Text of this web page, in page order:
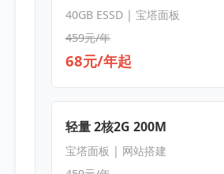
40GB ESSD | 宝塔面板
459元/年
68元/年起
轻量 2核2G 200M
宝塔面板 | 网站搭建